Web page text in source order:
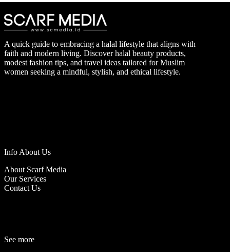
A quick guide to embracing a halal lifestyle that aligns with
faith and modern living. Discover halal beauty products,
modest fashion tips, and travel ideas tailored for Muslim
women seeking a mindful, stylish, and ethical lifestyle.
Info About Us
About Scarf Media
Our Services
Contact Us
See more